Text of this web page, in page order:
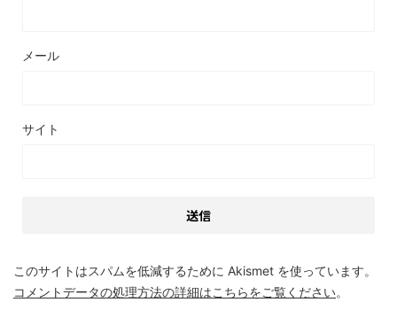
メール
サイト
このサイトはスパムを低減するために Akismet を使っています。
コメントデータの処理方法の詳細はこちらをご覧ください。